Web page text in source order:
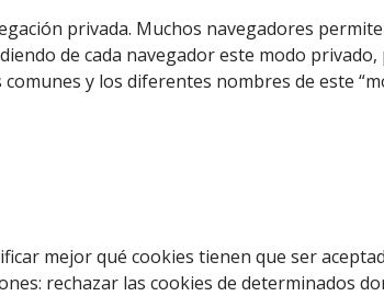
privada. Muchos navegadores
de cada navegador este modo
y los diferentes nombres de este
mejor qué cookies tienen que ser
rechazar las cookies de determinados